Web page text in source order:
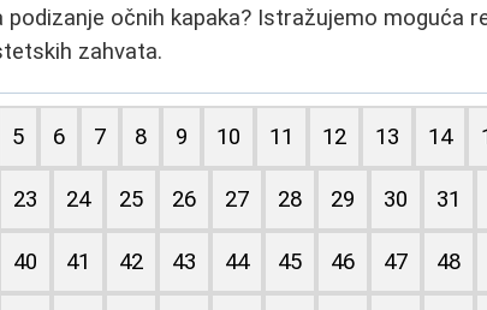
podizanje očnih kapaka? Istražujemo moguća
zahvata.
5 6 7 8 9 10 11 12 13 14
23 24 25 26 27 28 29 30 31
40 41 42 43 44 45 46 47 48